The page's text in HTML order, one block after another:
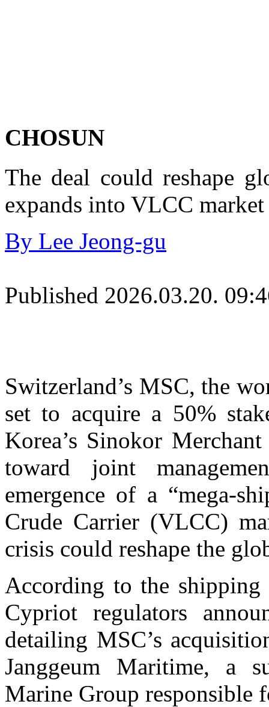
CHOSUN
The deal could reshape
expands into VLCC market
By Lee Jeong-gu
Published 2026.03.20.
Switzerland’s MSC, the
set to acquire a 50%
Korea’s Sinokor
toward joint
emergence of a “mega-
Crude Carrier (VLCC)
crisis could reshape the
According to the
Cypriot regulators
detailing MSC’s
Janggeum Maritime, a
Marine Group responsible